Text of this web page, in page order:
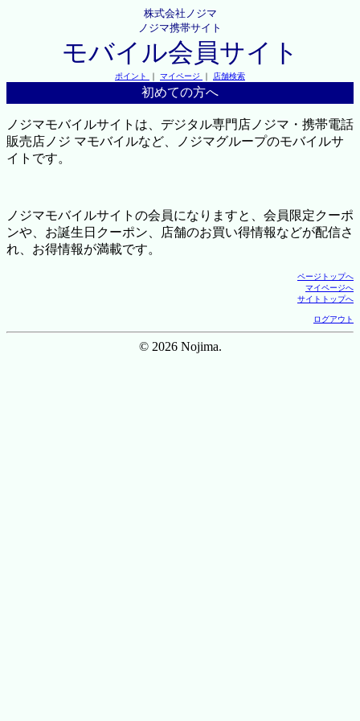
株式会社ノジマ
ノジマ携帯サイト
モバイル会員サイト
ポイント ｜ マイページ ｜ 店舗検索
初めての方へ
ノジマモバイルサイトは、デジタル専門店ノジマ・携帯電話
販売店ノジ マモバイルなど、ノジマグループのモバイルサ
イトです。
ノジマモバイルサイトの会員になりますと、会員限定クーポ
ンや、お誕生日クーポン、店舗のお買い得情報などが配信さ
れ、お得情報が満載です。
ページトップへ
マイページへ
サイトトップへ
ログアウト
© 2026 Nojima.